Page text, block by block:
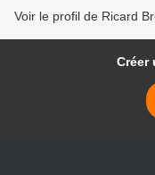
Voir le profil de Ricard
Créer